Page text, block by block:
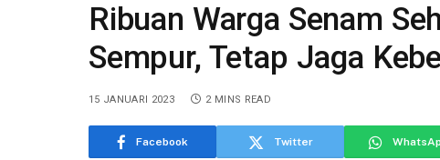
Ribuan Warga Senam
Sempur, Tetap Jaga
15 JANUARI 2023 2 MINS READ
Facebook Twitter